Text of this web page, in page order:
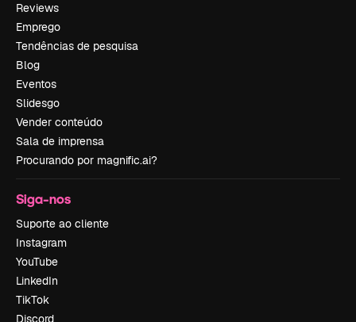
Reviews
Emprego
Tendências de pesquisa
Blog
Eventos
Slidesgo
Vender conteúdo
Sala de imprensa
Procurando por magnific.ai?
Siga-nos
Suporte ao cliente
Instagram
YouTube
LinkedIn
TikTok
Discord